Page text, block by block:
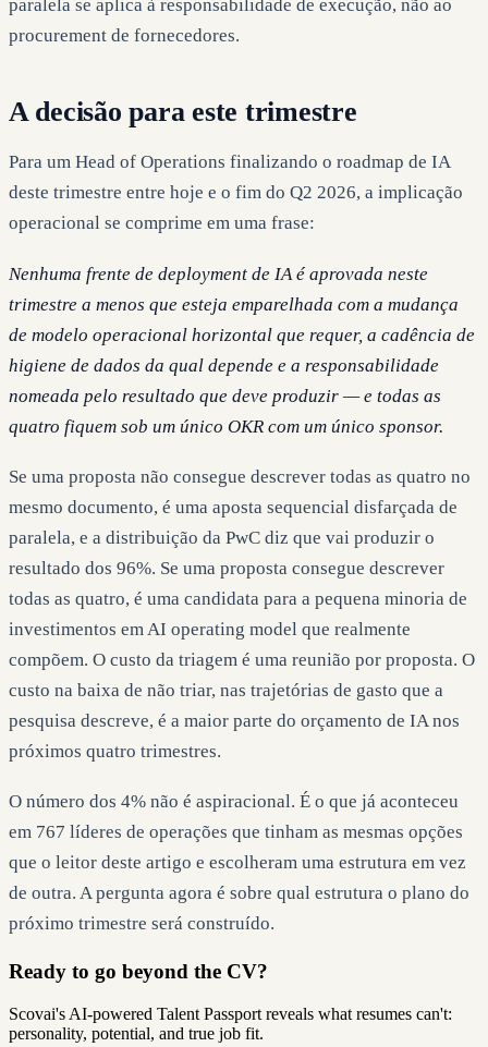
paralela se aplica à responsabilidade de execução, não ao
procurement de fornecedores.
A decisão para este trimestre
Para um Head of Operations finalizando o roadmap de IA
deste trimestre entre hoje e o fim do Q2 2026, a implicação
operacional se comprime em uma frase:
Nenhuma frente de deployment de IA é aprovada neste
trimestre a menos que esteja emparelhada com a mudança
de modelo operacional horizontal que requer, a cadência de
higiene de dados da qual depende e a responsabilidade
nomeada pelo resultado que deve produzir — e todas as
quatro fiquem sob um único OKR com um único sponsor.
Se uma proposta não consegue descrever todas as quatro no
mesmo documento, é uma aposta sequencial disfarçada de
paralela, e a distribuição da PwC diz que vai produzir o
resultado dos 96%. Se uma proposta consegue descrever
todas as quatro, é uma candidata para a pequena minoria de
investimentos em AI operating model que realmente
compõem. O custo da triagem é uma reunião por proposta. O
custo na baixa de não triar, nas trajetórias de gasto que a
pesquisa descreve, é a maior parte do orçamento de IA nos
próximos quatro trimestres.
O número dos 4% não é aspiracional. É o que já aconteceu
em 767 líderes de operações que tinham as mesmas opções
que o leitor deste artigo e escolheram uma estrutura em vez
de outra. A pergunta agora é sobre qual estrutura o plano do
próximo trimestre será construído.
Ready to go beyond the CV?
Scovai's AI-powered Talent Passport reveals what resumes can't:
personality, potential, and true job fit.